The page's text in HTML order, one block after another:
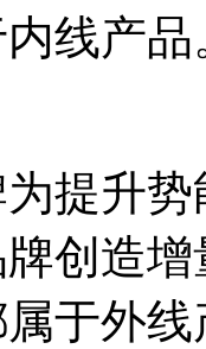
线产品
提升
创造
于外线